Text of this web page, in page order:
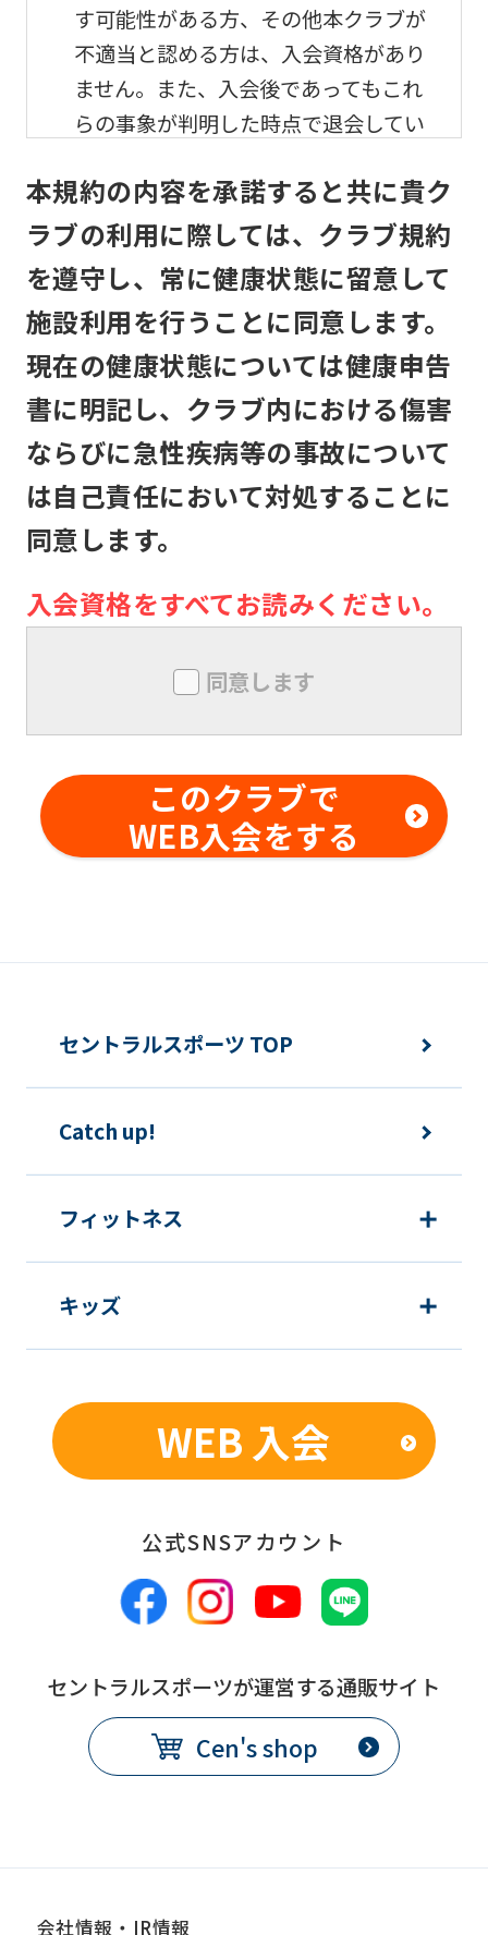
す可能性がある方、その他本クラブが
不適当と認める方は、入会資格があり
ません。また、入会後であってもこれ
らの事象が判明した時点で退会してい
メンバーの利用及び事故
メンバーは、自己の責任と危険負担に
おいて、他のメンバーと協調して、本
クラブの施設を利用するものとしま
す。
本クラブは、メンバーが本クラブの施
設利用中に生じた盗難、怪我その他の
事故について、本クラブの責に帰すべ
き事由がない限り、責任は負いませ
トラブルについても同様とします。
メンバーは、本クラブにおいて、技量
ブの事前の書面による承諾なしに、対
価を得て他の利用者に対する指導行為
を行ってはならないものとします。メ
メンバーは、住所または連絡先等に変更
各種届出制度について
提
限
効
翌月1日から
別途、休会費をクラブで定め
る
出
各月10日
日
翌月1日から
本規約の内容を承諾すると共に貴ク
ラブの利用に際しては、クラブ規約
を遵守し、常に健康状態に留意して
施設利用を行うことに同意します。
現在の健康状態については健康申告
書に明記し、クラブ内における傷害
ならびに急性疾病等の事故について
は自己責任において対処することに
同意します。
入会資格をすべてお読みください。
同意します
このクラブで
WEB入会をする
セントラルスポーツ TOP
Catch up!
フィットネス
キッズ
WEB 入会
公式SNSアカウント
セントラルスポーツが運営する通販サイト
Cen's shop
会社情報・IR情報